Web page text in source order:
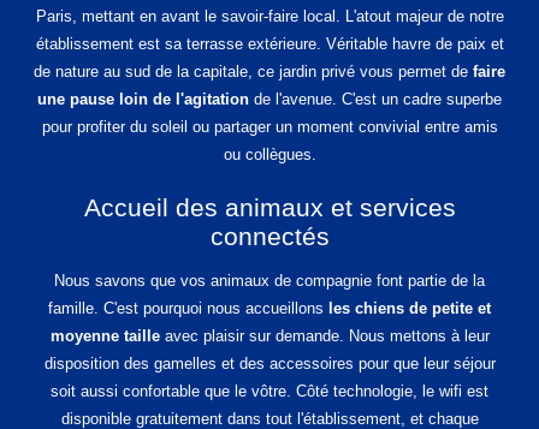
Paris, mettant en avant le savoir-faire local. L'atout majeur de notre
établissement est sa terrasse extérieure. Véritable havre de paix et
de nature au sud de la capitale, ce jardin privé vous permet de faire
une pause loin de l'agitation de l'avenue. C'est un cadre superbe
pour profiter du soleil ou partager un moment convivial entre amis
ou collègues.
Accueil des animaux et services
connectés
Nous savons que vos animaux de compagnie font partie de la
famille. C'est pourquoi nous accueillons les chiens de petite et
moyenne taille avec plaisir sur demande. Nous mettons à leur
disposition des gamelles et des accessoires pour que leur séjour
soit aussi confortable que le vôtre. Côté technologie, le wifi est
disponible gratuitement dans tout l'établissement, et chaque